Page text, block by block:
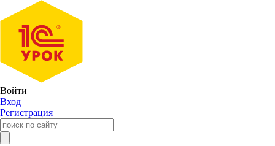
Войти
Вход
Регистрация